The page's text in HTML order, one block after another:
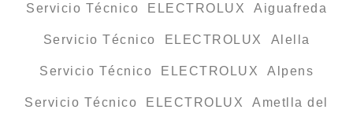
Servicio Técnico ELECTROLUX Aiguafreda
Servicio Técnico ELECTROLUX Alella
Servicio Técnico ELECTROLUX Alpens
Servicio Técnico ELECTROLUX Ametlla del